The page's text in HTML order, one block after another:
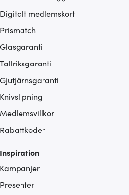
Digitalt medlemskort
Prismatch
Glasgaranti
Tallriksgaranti
Gjutjärnsgaranti
Knivslipning
Medlemsvillkor
Rabattkoder
Inspiration
Kampanjer
Presenter